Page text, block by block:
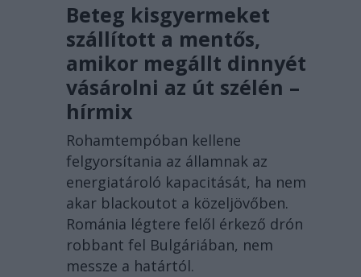
Beteg kisgyermeket
szállított a mentős,
amikor megállt dinnyét
vásárolni az út szélén –
hírmix
Rohamtempóban kellene
felgyorsítania az államnak az
energiatároló kapacitását, ha nem
akar blackoutot a közeljövőben.
Románia légtere felől érkező drón
robbant fel Bulgáriában, nem
messze a határtól.